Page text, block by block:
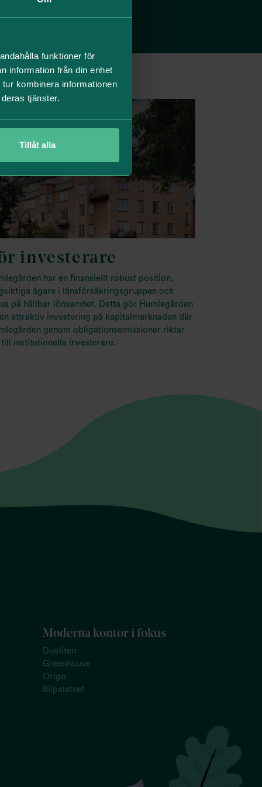
funktioner för
information från din enhet
kombinera informationen
tjänster.
Tillåt alla
investerare
har en finansiellt robust position,
ägare i länsförsäkringsgruppen och
på hållbar lönsamhet. Detta gör Humlegården
attraktiv investering på kapitalmarknaden där
genom obligationsemissioner riktar
institutionella investerare.
Moderna kontor i fokus
Duoliten
Greenhouse
Origo
Bilpalatset